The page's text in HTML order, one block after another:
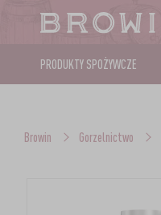
PRODUKTY SPOŻYWCZE
Browin Gorzelnictwo